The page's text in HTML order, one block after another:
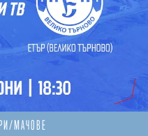
МАЧОВЕ